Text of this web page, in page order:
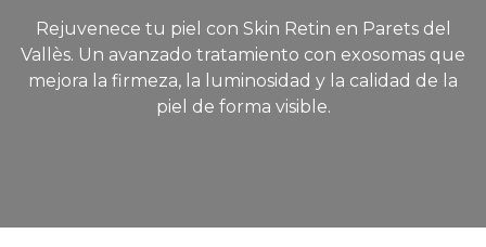
Rejuvenece tu piel con Skin Retin en Parets del
Vallès. Un avanzado tratamiento con exosomas que
mejora la firmeza, la luminosidad y la calidad de la
piel de forma visible.